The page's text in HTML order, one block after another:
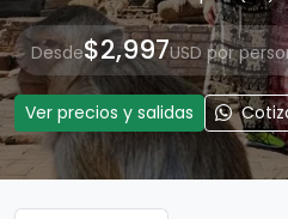
Desde$2,997USD por
Ver precios y salidas